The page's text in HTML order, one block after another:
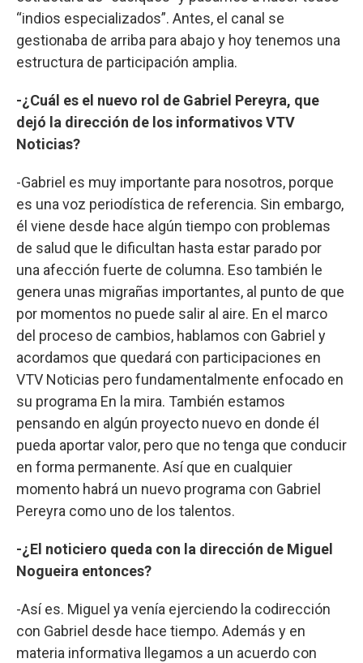
“indios especializados”. Antes, el canal se
gestionaba de arriba para abajo y hoy tenemos una
estructura de participación amplia.
-¿Cuál es el nuevo rol de Gabriel Pereyra, que
dejó la dirección de los informativos VTV
Noticias?
-Gabriel es muy importante para nosotros, porque
es una voz periodística de referencia. Sin embargo,
él viene desde hace algún tiempo con problemas
de salud que le dificultan hasta estar parado por
una afección fuerte de columna. Eso también le
genera unas migrañas importantes, al punto de que
por momentos no puede salir al aire. En el marco
del proceso de cambios, hablamos con Gabriel y
acordamos que quedará con participaciones en
VTV Noticias pero fundamentalmente enfocado en
su programa En la mira. También estamos
pensando en algún proyecto nuevo en donde él
pueda aportar valor, pero que no tenga que conducir
en forma permanente. Así que en cualquier
momento habrá un nuevo programa con Gabriel
Pereyra como uno de los talentos.
-¿El noticiero queda con la dirección de Miguel
Nogueira entonces?
-Así es. Miguel ya venía ejerciendo la codirección
con Gabriel desde hace tiempo. Además y en
materia informativa llegamos a un acuerdo con